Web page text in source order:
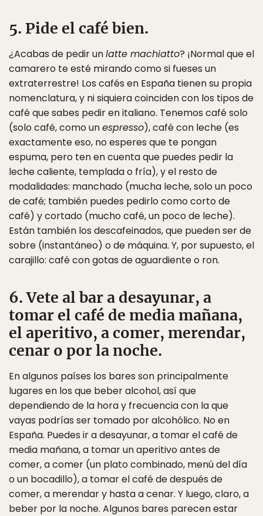
5. Pide el café bien.
¿Acabas de pedir unlatte machiatto? ¡Normal que el
camarero te esté mirando como si fueses un
extraterrestre! Los cafés en España tienen su propia
nomenclatura, y ni siquiera coinciden con los tipos de
café que sabes pedir en italiano. Tenemos café solo
(solo café, como unespresso), café con leche (es
exactamente eso, no esperes que te pongan
espuma, pero ten en cuenta que puedes pedir la
leche caliente, templada o fría), y el resto de
modalidades: manchado (mucha leche, solo un poco
de café; también puedes pedirlo como corto de
café) y cortado (mucho café, un poco de leche).
Están también los descafeinados, que pueden ser de
sobre (instantáneo) o de máquina. Y, por supuesto, el
carajillo: café con gotas de aguardiente o ron.
6. Vete al bar a desayunar, a
tomar el café de media mañana,
el aperitivo, a comer, merendar,
cenar o por la noche.
En algunos países los bares son principalmente
lugares en los que beber alcohol, así que
dependiendo de la hora y frecuencia con la que
vayas podrías ser tomado por alcohólico. No en
España. Puedes ir a desayunar, a tomar el café de
media mañana, a tomar un aperitivo antes de
comer, a comer (un plato combinado, menú del día
o un bocadillo), a tomar el café de después de
comer, a merendar y hasta a cenar. Y luego, claro, a
beber por la noche. Algunos bares parecen estar